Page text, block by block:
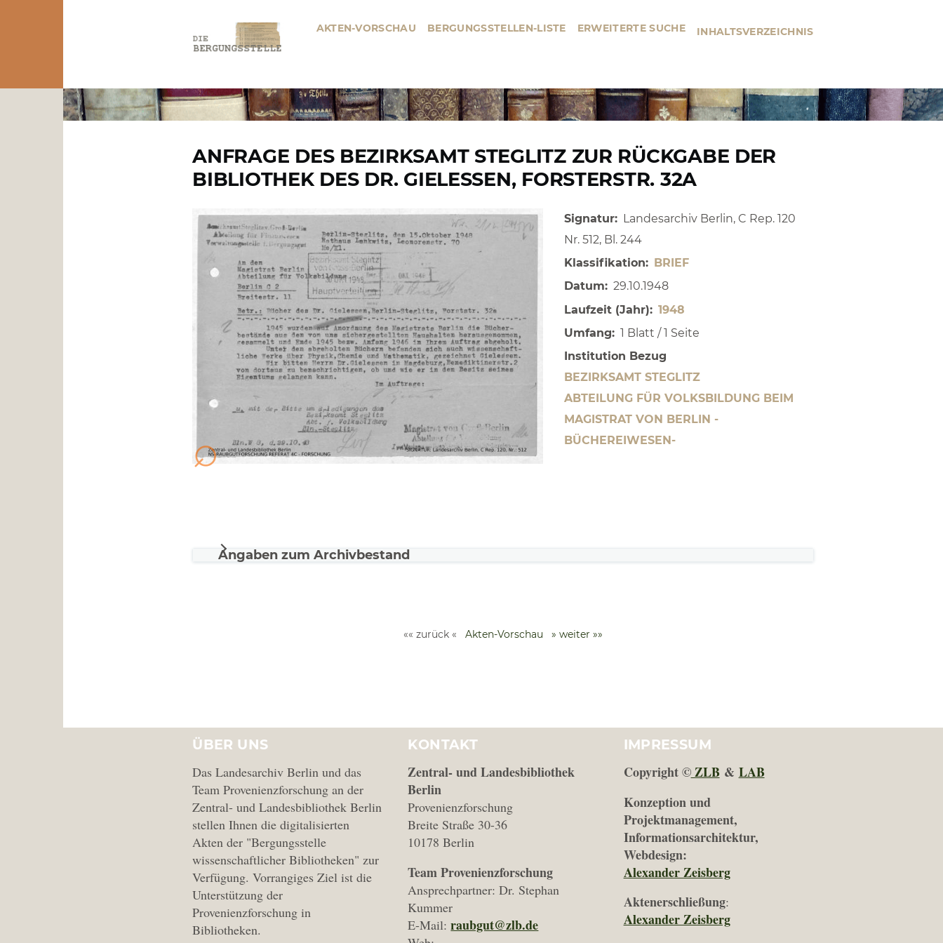
BERGUNGSSTELLE
AKTEN-VORSCHAU BERGUNGSSTELLEN-LISTE ERWEITERTE SUCHE INHALTSVERZEICHNIS
PFADNAVIGATION
ANFRAGE DES BEZIRKSAMT STEGLITZ ZUR RÜCKGABE DER
BIBLIOTHEK DES DR. GIELESSEN, FORSTERSTR. 32A
Signatur
Landesarchiv Berlin, C Rep. 120
Nr. 512, Bl. 244
Klassifikation
BRIEF
Datum
29.10.1948
Laufzeit (Jahr)
1948
Umfang
1 Blatt / 1 Seite
Institution Bezug
BEZIRKSAMT STEGLITZ
ABTEILUNG FÜR VOLKSBILDUNG BEIM
MAGISTRAT VON BERLIN -
BÜCHEREIWESEN-
Angaben zum Archivbestand
«« zurück « Akten-Vorschau » weiter »»
ÜBER UNS
Das Landesarchiv Berlin und das
Team Provenienzforschung an der
Zentral- und Landesbibliothek Berlin
stellen Ihnen die digitalisierten
Akten der "Bergungsstelle
wissenschaftlicher Bibliotheken" zur
Verfügung. Vorrangiges Ziel ist die
Unterstützung der
Provenienzforschung in
Bibliotheken.
KONTAKT
Zentral- und Landesbibliothek
Berlin
Provenienzforschung
Breite Straße 30-36
10178 Berlin
Team Provenienzforschung
Ansprechpartner: Dr. Stephan
Kummer
E-Mail:raubgut@zlb.de
IMPRESSUM
Copyright ©ZLB & LAB
Konzeption und
Projektmanagement,
Informationsarchitektur,
Webdesign:
Alexander Zeisberg
Aktenerschließung:
Alexander Zeisberg